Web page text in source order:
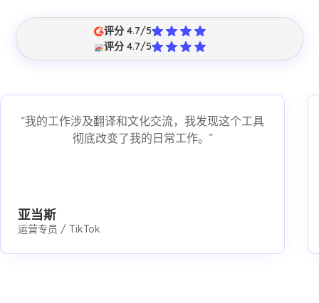
评分 4.7/5
评分 4.7/5
“我的工作涉及翻译和文化交流，我发现这个工具
彻底改变了我的日常工作。”
亚当斯
运营专员 / TikTok